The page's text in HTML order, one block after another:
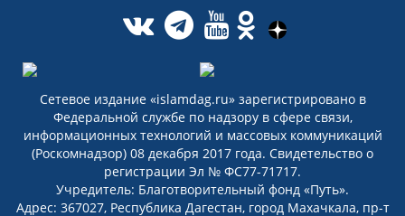
Сетевое издание «islamdag.ru» зарегистрировано в
Федеральной службе по надзору в сфере связи,
информационных технологий и массовых коммуникаций
(Роскомнадзор) 08 декабря 2017 года. Свидетельство о
регистрации Эл № ФС77-71717.
Учредитель: Благотворительный фонд «Путь».
Адрес: 367027, Республика Дагестан, город Махачкала, пр-т